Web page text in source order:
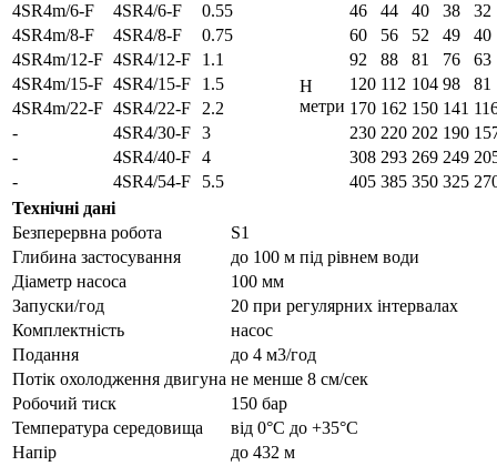
4SR4m/6-F
4SR4/6-F 0.55
H
метри
46 44 40 38
32
4SR4m/8-F
4SR4/8-F 0.75 60 56 52 49
40
4SR4m/12-F 4SR4/12-F 1.1 92 88 81 76
63
4SR4m/15-F 4SR4/15-F 1.5 120 112 104 98
81
4SR4m/22-F 4SR4/22-F 2.2 170 162 150 141
-
4SR4/30-F 3 230 220 202 190
-
4SR4/40-F 4 308 293 269 249
-
4SR4/54-F 5.5 405 385 350 325
Технічні дані
Безперервна робота
S1
Глибина застосування
до 100 м під рівнем води
Діаметр насоса
100 мм
Запуски/год
20 при регулярних інтервалах
Комплектність
насос
Подання
до 4 м3/год
Потік охолодження двигуна не менше 8 см/сек
Робочий тиск
150 бар
Температура середовища
від 0°С до +35°С
Напір
до 432 м